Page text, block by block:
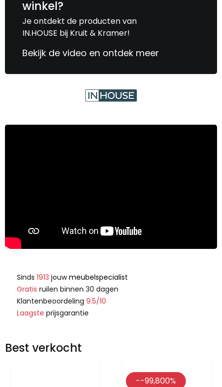
winkel?
Je ontdekt de producten van
IN.HOUSE bij Kruit & Kramer!
Bekijk de video en ontdek meer
Sinds 1913 jouwmeubelspecialist
Gratis ruilen binnen 30 dagen
Klantenbeoordeling 9.5/10
Laagste prijsgarantie
Best verkocht
--99,800%